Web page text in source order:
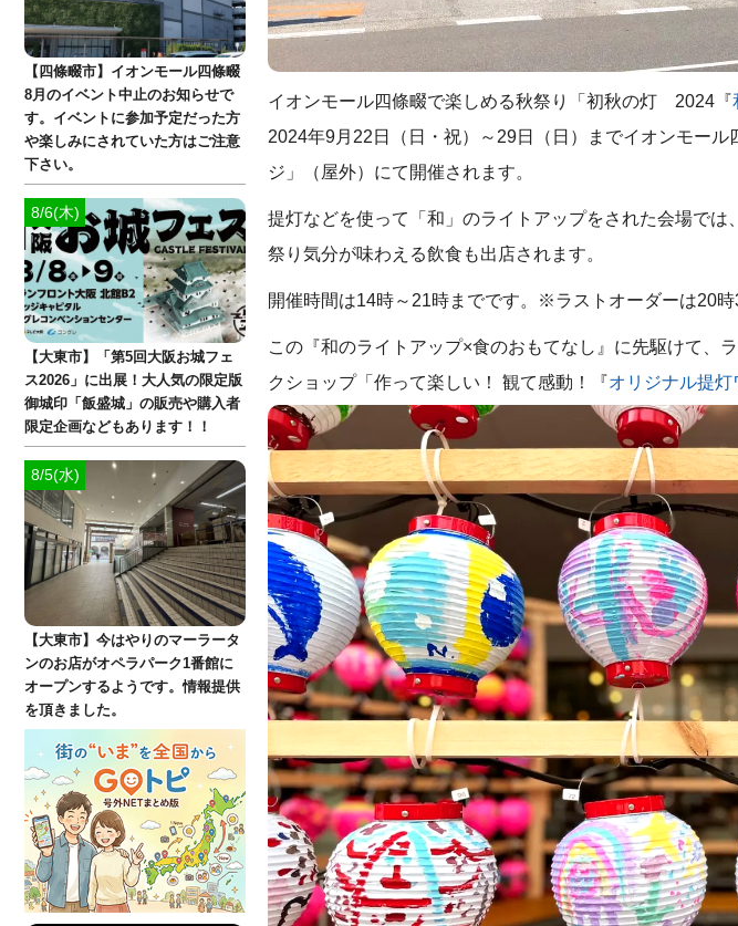
イオンモール四條畷で楽しめる秋祭り「初秋の灯 2024『
2024年9月22日（日・祝）～29日（日）までイオンモー
ジ」（屋外）にて開催されます。
提灯などを使って「和」のライトアップをされた会場で
祭り気分が味わえる飲食も出店されます。
開催時間は14時～21時までです。※ラストオーダーは20時
この『和のライトアップ×食のおもてなし』に先駆けて、
クショップ「作って楽しい！ 観て感動！『オリジナル提
【四條畷市】イオンモール四條畷
8月のイベント中止のお知らせで
す。イベントに参加予定だった方
や楽しみにされていた方はご注意
下さい。
8/6(木)
【大東市】「第5回大阪お城フェ
ス2026」に出展！大人気の限定版
御城印「飯盛城」の販売や購入者
限定企画などもあります！！
8/5(水)
【大東市】今はやりのマーラータ
ンのお店がオペラパーク1番館に
オープンするようです。情報提供
を頂きました。